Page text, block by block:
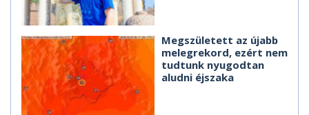
Megszületett az újabb
melegrekord, ezért nem
tudtunk nyugodtan
aludni éjszaka